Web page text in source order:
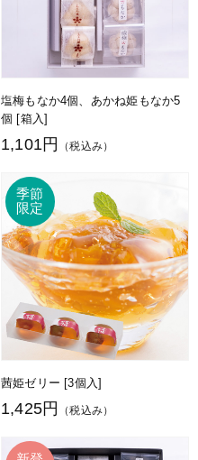
塩梅もなか4個、あかね姫もなか5
個 [箱入]
1,101円 （税込み）
茜姫ゼリー [3個入]
1,425円 （税込み）